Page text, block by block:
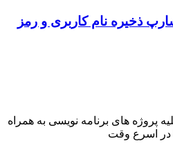
ذخیره نام کاربری و رمز
پروژه های برنامه نویسی به همراه
در اسرع وقت